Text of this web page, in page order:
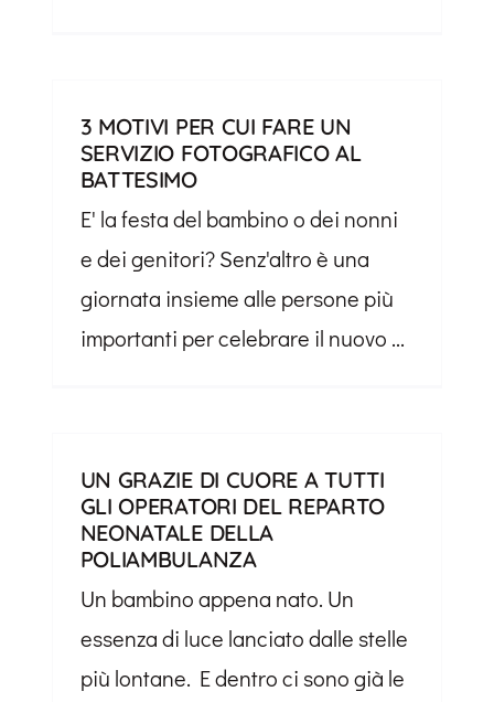
3 MOTIVI PER CUI FARE UN
SERVIZIO FOTOGRAFICO AL
BATTESIMO
E' la festa del bambino o dei nonni
e dei genitori? Senz'altro è una
giornata insieme alle persone più
importanti per celebrare il nuovo ...
UN GRAZIE DI CUORE A TUTTI
GLI OPERATORI DEL REPARTO
NEONATALE DELLA
POLIAMBULANZA
Un bambino appena nato. Un
essenza di luce lanciato dalle stelle
più lontane. E dentro ci sono già le